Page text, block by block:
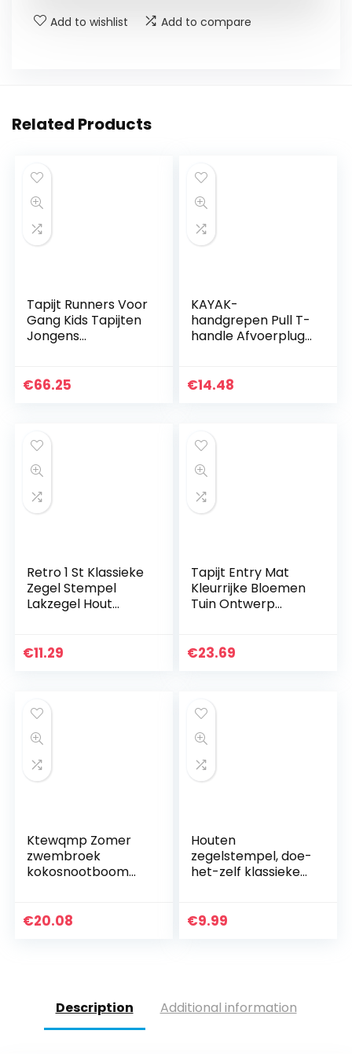
Add to wishlist Add to compare
Related Products
Tapijt Runners Voor
Gang Kids Tapijten
Jongens
rechthoekig
€66.25
KAYAK-
handgrepen Pull T-
handle Afvoerplug
Handgreep Kit,
€14.48
Retro 1 St Klassieke
Zegel Stempel
Lakzegel Hout
Uitnodigingskaarte
€11.29
Tapijt Entry Mat
Kleurrijke Bloemen
Tuin Ontwerp
Decoratie Thuis
€23.69
Ktewqmp Zomer
zwembroek
kokosnootboom
zwemshorts heren
€20.08
Houten
zegelstempel, doe-
het-zelf klassieke
kleverige
€9.99
Description Additional information